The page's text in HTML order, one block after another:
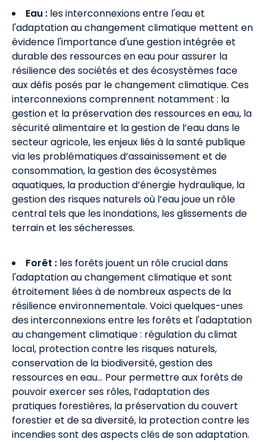
Eau : les interconnexions entre l'eau et
l'adaptation au changement climatique mettent en
évidence l'importance d'une gestion intégrée et
durable des ressources en eau pour assurer la
résilience des sociétés et des écosystèmes face
aux défis posés par le changement climatique. Ces
interconnexions comprennent notamment : la
gestion et la préservation des ressources en eau, la
sécurité alimentaire et la gestion de l’eau dans le
secteur agricole, les enjeux liés à la santé publique
via les problématiques d’assainissement et de
consommation, la gestion des écosystèmes
aquatiques, la production d’énergie hydraulique, la
gestion des risques naturels où l’eau joue un rôle
central tels que les inondations, les glissements de
terrain et les sécheresses.
Forêt : les forêts jouent un rôle crucial dans
l'adaptation au changement climatique et sont
étroitement liées à de nombreux aspects de la
résilience environnementale. Voici quelques-unes
des interconnexions entre les forêts et l'adaptation
au changement climatique : régulation du climat
local, protection contre les risques naturels,
conservation de la biodiversité, gestion des
ressources en eau… Pour permettre aux forêts de
pouvoir exercer ses rôles, l’adaptation des
pratiques forestières, la préservation du couvert
forestier et de sa diversité, la protection contre les
incendies sont des aspects clés de son adaptation.